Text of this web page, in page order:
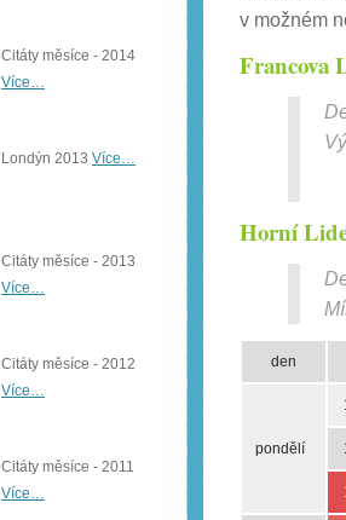
v možném
Francova
Horní
den
pondělí
Citáty měsíce - 2014
Více…
Londýn 2013 Více…
Citáty měsíce - 2013
Více…
Citáty měsíce - 2012
Více…
Citáty měsíce - 2011
Více…